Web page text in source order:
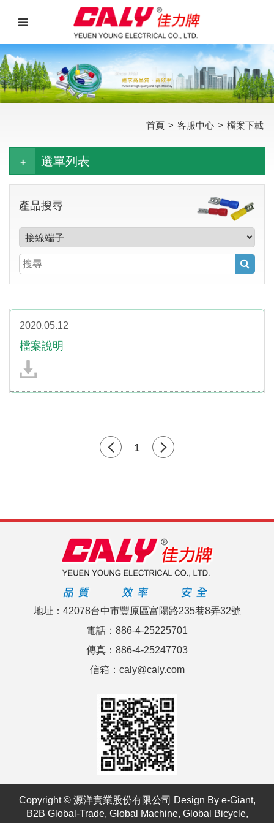
首頁 > 客服中心 > 檔案下載
選單列表
產品搜尋
2020.05.12
檔案說明
1
地址：42078台中市豐原區富陽路235巷8弄32號
電話：886-4-25225701
傳真：886-4-25247703
信箱：caly@caly.com
Copyright © 源洋實業股份有限公司 Design By e-Giant,
B2B Global-Trade, Global Machine, Global Bicycle,